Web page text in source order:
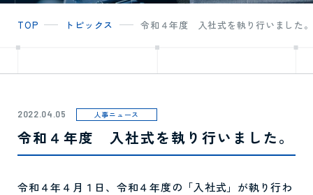
TOP トピックス 令和４年度 入社式を執り行いました。
2022.04.05 人事ニュース
令和４年度 入社式を執り行いました。
令和４年４月１日、令和４年度の「入社式」が執り行わ